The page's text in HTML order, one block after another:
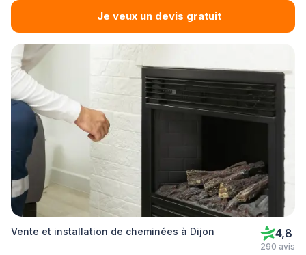
Je veux un devis gratuit
Vente et installation de cheminées à Dijon 4,8
290 avis